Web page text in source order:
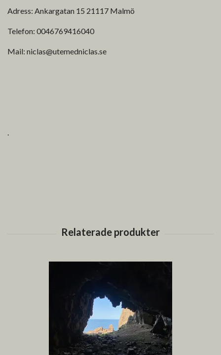
Adress: Ankargatan 15 21117 Malmö
Telefon: 0046769416040
Mail: niclas@utemedniclas.se
.